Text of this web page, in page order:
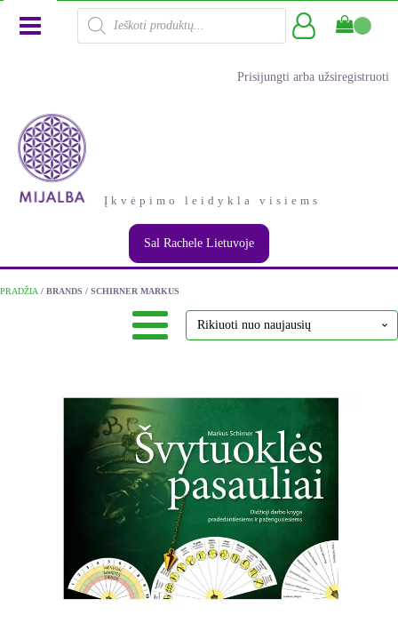
Products
search
Prisijungti arba užsiregistruoti
Įkvėpimo leidykla visiems
Sal Rachele Lietuvoje
PRADŽIA / BRANDS / SCHIRNER MARKUS